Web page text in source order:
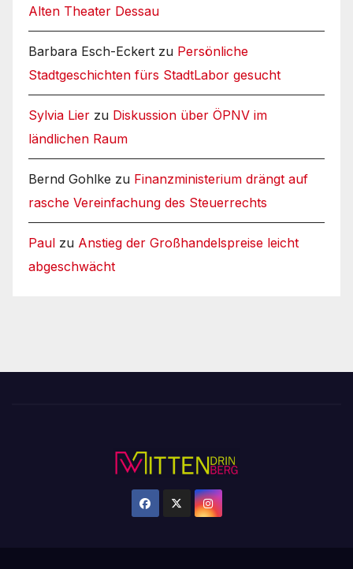
Alten Theater Dessau
Barbara Esch-Eckert zu Persönliche
Stadtgeschichten fürs StadtLabor gesucht
Sylvia Lier zu Diskussion über ÖPNV im
ländlichen Raum
Bernd Gohlke zu Finanzministerium drängt auf
rasche Vereinfachung des Steuerrechts
Paul zu Anstieg der Großhandelspreise leicht
abgeschwächt